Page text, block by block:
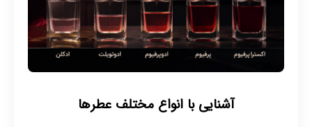
آشنایی با انواع مختلف عطرها